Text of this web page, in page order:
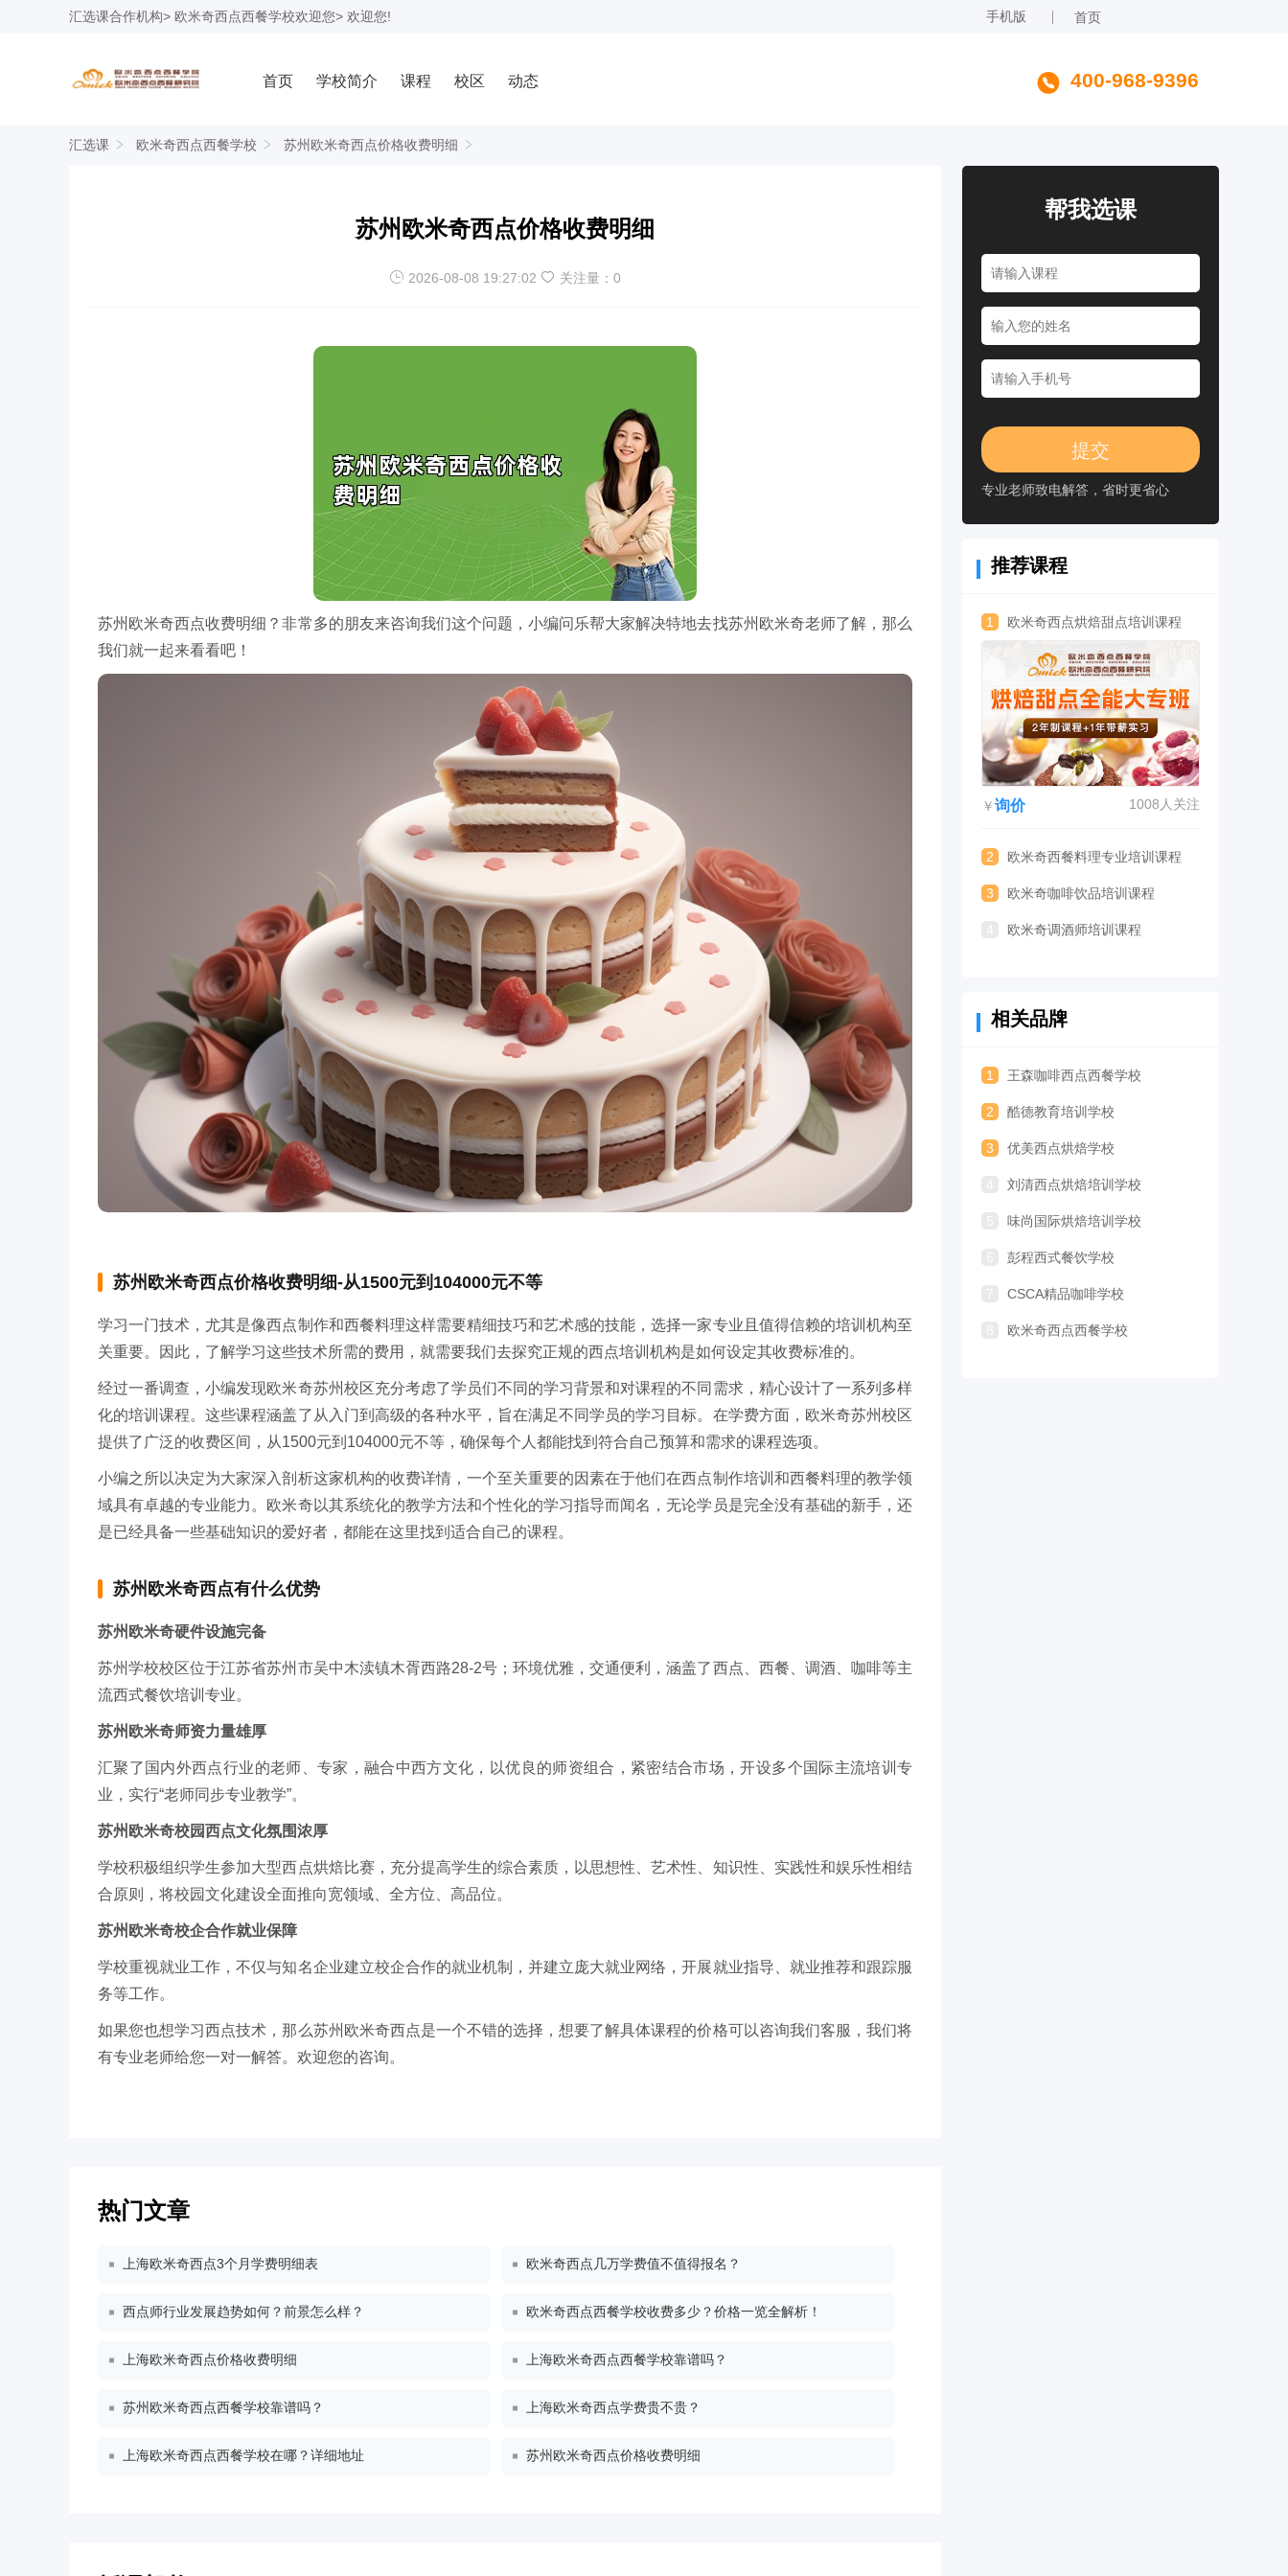
汇选课合作机构> 欧米奇西点西餐学校欢迎您> 欢迎您! 手机版 首页
首页 学校简介 课程 校区 动态 400-968-9396
汇选课 欧米奇西点西餐学校 苏州欧米奇西点价格收费明细
苏州欧米奇西点价格收费明细
2026-08-08 19:27:02 关注量： 0
苏州欧米奇西点收费明细？非常多的朋友来咨询我们这个问题，小编问乐帮大家解决特地去找苏州欧米奇老师了解，那么
我们就一起来看看吧！
苏州欧米奇西点价格收费明细-从1500元到104000元不等
学习一门技术，尤其是像西点制作和西餐料理这样需要精细技巧和艺术感的技能，选择一家专业且值得信赖的培训机构至
关重要。因此，了解学习这些技术所需的费用，就需要我们去探究正规的西点培训机构是如何设定其收费标准的。
经过一番调查，小编发现欧米奇苏州校区充分考虑了学员们不同的学习背景和对课程的不同需求，精心设计了一系列多样
化的培训课程。这些课程涵盖了从入门到高级的各种水平，旨在满足不同学员的学习目标。在学费方面，欧米奇苏州校区
提供了广泛的收费区间，从1500元到104000元不等，确保每个人都能找到符合自己预算和需求的课程选项。
小编之所以决定为大家深入剖析这家机构的收费详情，一个至关重要的因素在于他们在西点制作培训和西餐料理的教学领
域具有卓越的专业能力。欧米奇以其系统化的教学方法和个性化的学习指导而闻名，无论学员是完全没有基础的新手，还
是已经具备一些基础知识的爱好者，都能在这里找到适合自己的课程。
苏州欧米奇西点有什么优势
苏州欧米奇硬件设施完备
苏州学校校区位于江苏省苏州市吴中木渎镇木胥西路28-2号；环境优雅，交通便利，涵盖了西点、西餐、调酒、咖啡等主
流西式餐饮培训专业。
苏州欧米奇师资力量雄厚
汇聚了国内外西点行业的老师、专家，融合中西方文化，以优良的师资组合，紧密结合市场，开设多个国际主流培训专
业，实行“老师同步专业教学”。
苏州欧米奇校园西点文化氛围浓厚
学校积极组织学生参加大型西点烘焙比赛，充分提高学生的综合素质，以思想性、艺术性、知识性、实践性和娱乐性相结
合原则，将校园文化建设全面推向宽领域、全方位、高品位。
苏州欧米奇校企合作就业保障
学校重视就业工作，不仅与知名企业建立校企合作的就业机制，并建立庞大就业网络，开展就业指导、就业推荐和跟踪服
务等工作。
如果您也想学习西点技术，那么苏州欧米奇西点是一个不错的选择，想要了解具体课程的价格可以咨询我们客服，我们将
有专业老师给您一对一解答。欢迎您的咨询。
热门文章
上海欧米奇西点3个月学费明细表 欧米奇西点几万学费值不值得报名？
西点师行业发展趋势如何？前景怎么样？ 欧米奇西点西餐学校收费多少？价格一览全解析！
上海欧米奇西点价格收费明细 上海欧米奇西点西餐学校靠谱吗？
苏州欧米奇西点西餐学校靠谱吗？ 上海欧米奇西点学费贵不贵？
上海欧米奇西点西餐学校在哪？详细地址 苏州欧米奇西点价格收费明细
帮我选课
专业老师致电解答，省时更省心
推荐课程
1 欧米奇西点烘焙甜点培训课程
￥询价 1008人关注
2 欧米奇西餐料理专业培训课程
3 欧米奇咖啡饮品培训课程
欧米奇调酒师培训课程
相关品牌
1 王森咖啡西点西餐学校
2 酷德教育培训学校
3 优美西点烘焙学校
刘清西点烘焙培训学校
味尚国际烘焙培训学校
彭程西式餐饮学校
CSCA精品咖啡学校
欧米奇西点西餐学校